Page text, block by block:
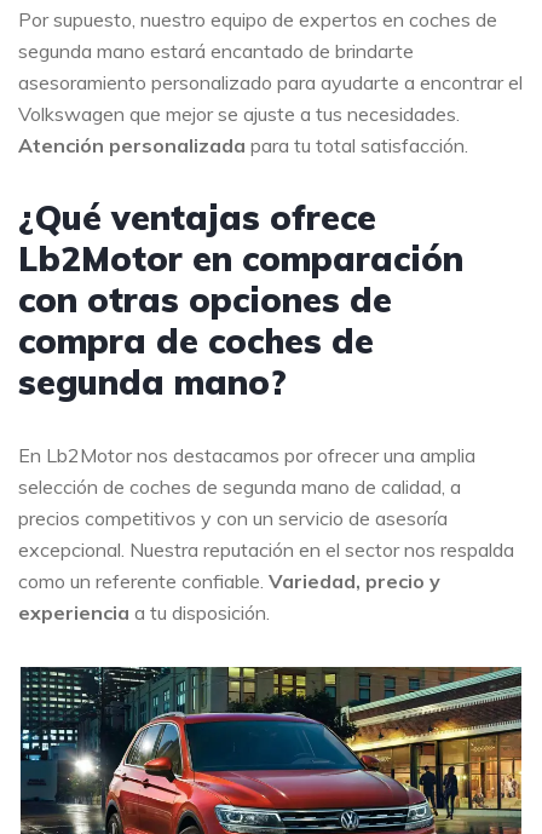
Por supuesto, nuestro equipo de expertos en coches de
segunda mano estará encantado de brindarte
asesoramiento personalizado para ayudarte a encontrar el
Volkswagen que mejor se ajuste a tus necesidades.
Atención personalizada para tu total satisfacción.
¿Qué ventajas ofrece
Lb2Motor en comparación
con otras opciones de
compra de coches de
segunda mano?
En Lb2Motor nos destacamos por ofrecer una amplia
selección de coches de segunda mano de calidad, a
precios competitivos y con un servicio de asesoría
excepcional. Nuestra reputación en el sector nos respalda
como un referente confiable. Variedad, precio y
experiencia a tu disposición.